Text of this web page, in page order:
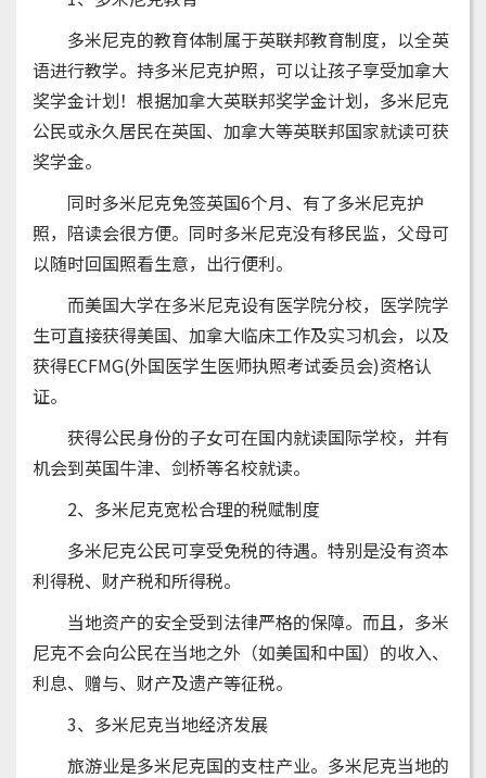
多米尼克的教育体制属于英联邦教育制度，以全英
语进行教学。持多米尼克护照，可以让孩子享受加拿大
奖学金计划！根据加拿大英联邦奖学金计划，多米尼克
公民或永久居民在英国、加拿大等英联邦国家就读可获
奖学金。
同时多米尼克免签英国6个月、有了多米尼克护
照，陪读会很方便。同时多米尼克没有移民监，父母可
以随时回国照看生意，出行便利。
而美国大学在多米尼克设有医学院分校，医学院学
生可直接获得美国、加拿大临床工作及实习机会，以及
获得ECFMG(外国医学生医师执照考试委员会)资格认
证。
获得公民身份的子女可在国内就读国际学校，并有
机会到英国牛津、剑桥等名校就读。
2、多米尼克宽松合理的税赋制度
多米尼克公民可享受免税的待遇。特别是没有资本
利得税、财产税和所得税。
当地资产的安全受到法律严格的保障。而且，多米
尼克不会向公民在当地之外（如美国和中国）的收入、
利息、赠与、财产及遗产等征税。
3、多米尼克当地经济发展
旅游业是多米尼克国的支柱产业。多米尼克当地的